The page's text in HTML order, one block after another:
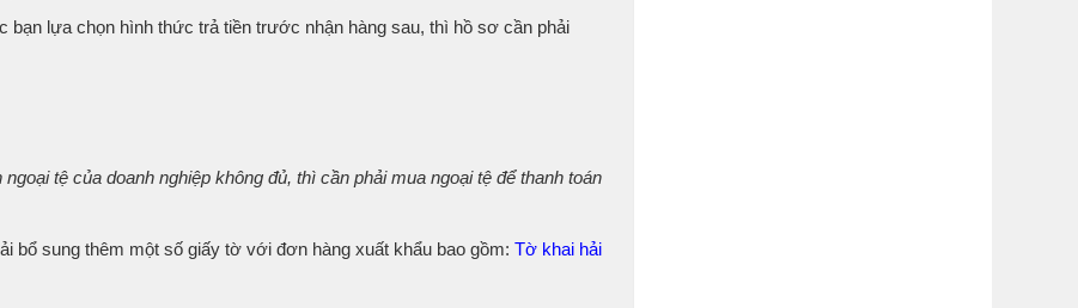
lựa chọn hình thức trả tiền trước nhận hàng sau, thì hồ sơ cần phải
tệ của doanh nghiệp không đủ, thì cần phải mua ngoại tệ để thanh toán
bổ sung thêm một số giấy tờ với đơn hàng xuất khẩu bao gồm: Tờ khai hải